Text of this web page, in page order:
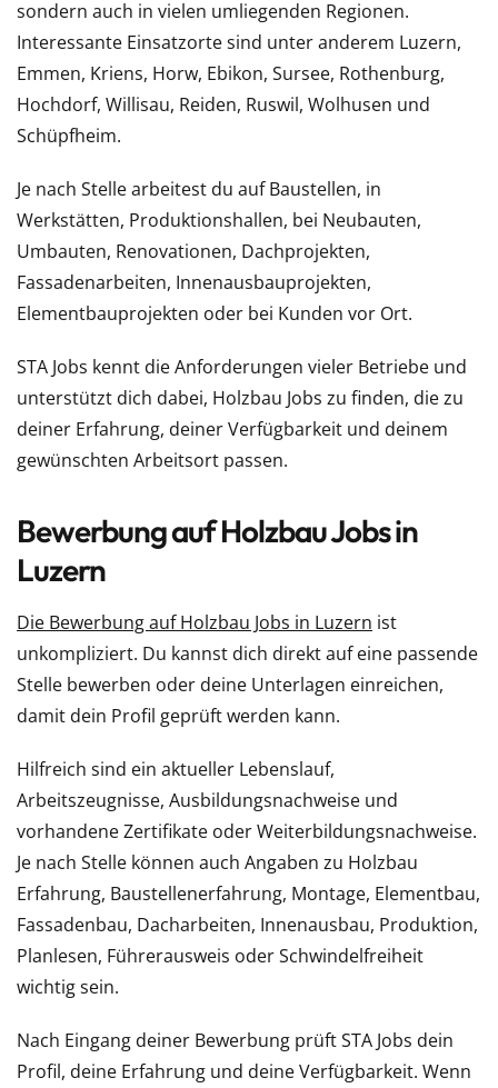
sondern auch in vielen umliegenden Regionen.
Interessante Einsatzorte sind unter anderem Luzern,
Emmen, Kriens, Horw, Ebikon, Sursee, Rothenburg,
Hochdorf, Willisau, Reiden, Ruswil, Wolhusen und
Schüpfheim.
Je nach Stelle arbeitest du auf Baustellen, in
Werkstätten, Produktionshallen, bei Neubauten,
Umbauten, Renovationen, Dachprojekten,
Fassadenarbeiten, Innenausbauprojekten,
Elementbauprojekten oder bei Kunden vor Ort.
STA Jobs kennt die Anforderungen vieler Betriebe und
unterstützt dich dabei, Holzbau Jobs zu finden, die zu
deiner Erfahrung, deiner Verfügbarkeit und deinem
gewünschten Arbeitsort passen.
Bewerbung auf Holzbau Jobs in
Luzern
Die Bewerbung auf Holzbau Jobs in Luzern ist
unkompliziert. Du kannst dich direkt auf eine passende
Stelle bewerben oder deine Unterlagen einreichen,
damit dein Profil geprüft werden kann.
Hilfreich sind ein aktueller Lebenslauf,
Arbeitszeugnisse, Ausbildungsnachweise und
vorhandene Zertifikate oder Weiterbildungsnachweise.
Je nach Stelle können auch Angaben zu Holzbau
Erfahrung, Baustellenerfahrung, Montage, Elementbau,
Fassadenbau, Dacharbeiten, Innenausbau, Produktion,
Planlesen, Führerausweis oder Schwindelfreiheit
wichtig sein.
Nach Eingang deiner Bewerbung prüft STA Jobs dein
Profil, deine Erfahrung und deine Verfügbarkeit. Wenn